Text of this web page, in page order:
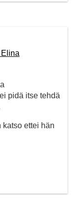
pidä itse tehdä
katso ettei hän